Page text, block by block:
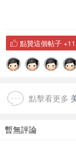
 點贊這個帖子 +11
點擊看更多
暫無評論